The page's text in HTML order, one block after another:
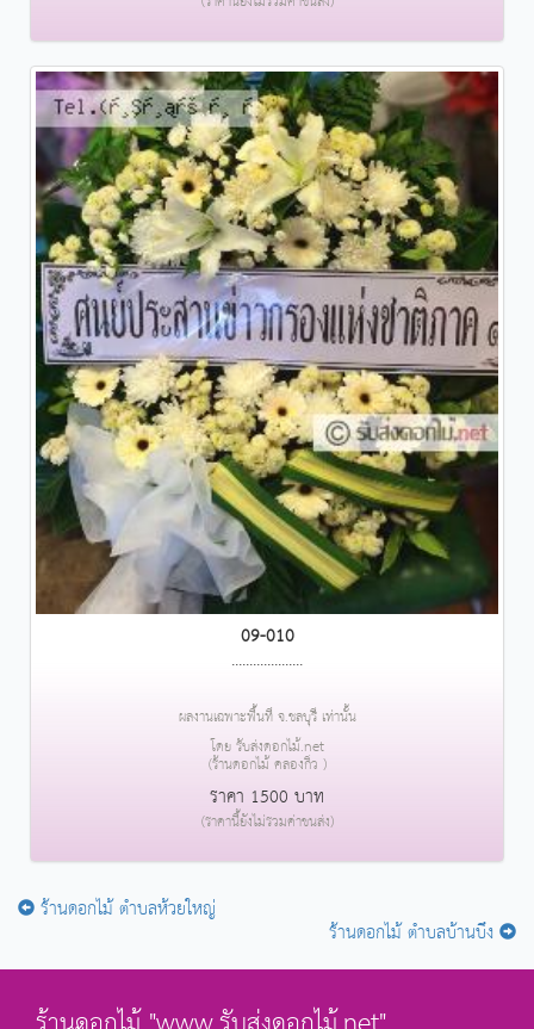
09-010
....................
ผลงานเฉพาะพื้นที่ จ.ชลบุรี เท่านั้น
โดย รับส่งดอกไม้.net
(ร้านดอกไม้ คลองกิ่ว )
ราคา 1500 บาท
(ราคานี้ยังไม่รวมค่าขนส่ง)
ร้านดอกไม้ ตำบลห้วยใหญ่
ร้านดอกไม้ ตำบลบ้านบึง